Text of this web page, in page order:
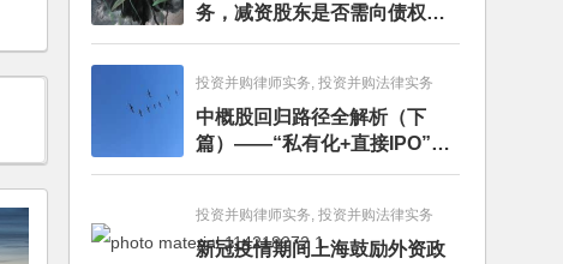
务，减资股东是否需向债权人
担责？且看最高人民法院怎么
投资并购律师实务, 投资并购法律实务
中概股回归路径全解析（下
篇）——“私有化+直接IPO”和
CDR
投资并购律师实务, 投资并购法律实务
新冠疫情期间上海鼓励外资政